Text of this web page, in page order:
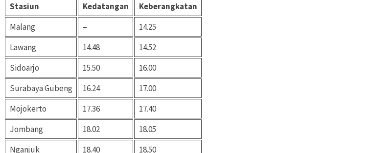
Stasiun Kedatangan
Keberangkatan
Malang
–
14.25
Lawang
14.48
14.52
Sidoarjo
15.50
16.00
Surabaya Gubeng
16.24
17.00
Mojokerto
17.36
17.40
Jombang
18.02
18.05
Nganjuk
18.40 18.50